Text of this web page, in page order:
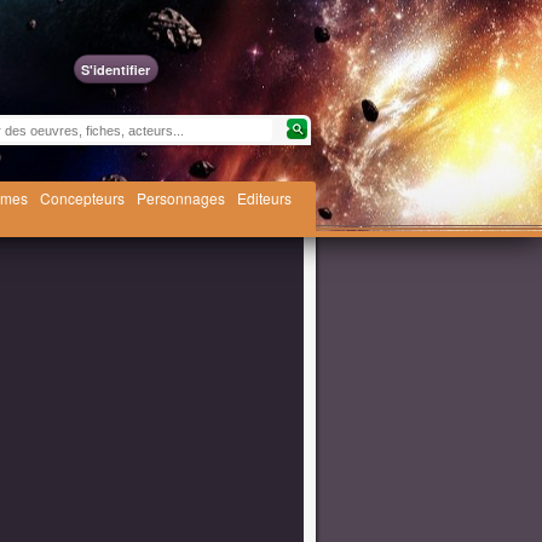
S'identifier
Concepteurs Personnages
Editeurs
Entertainment, mars 2024]